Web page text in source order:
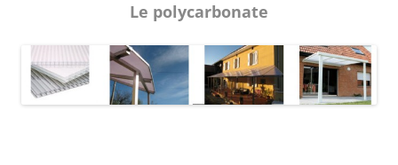
Le polycarbonate